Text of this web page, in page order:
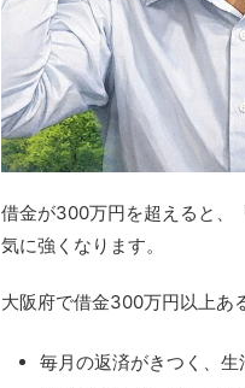
借金が300万円を超えると、
気に強くなります。
大阪府で借金300万円以上あ
毎月の返済がきつく、生